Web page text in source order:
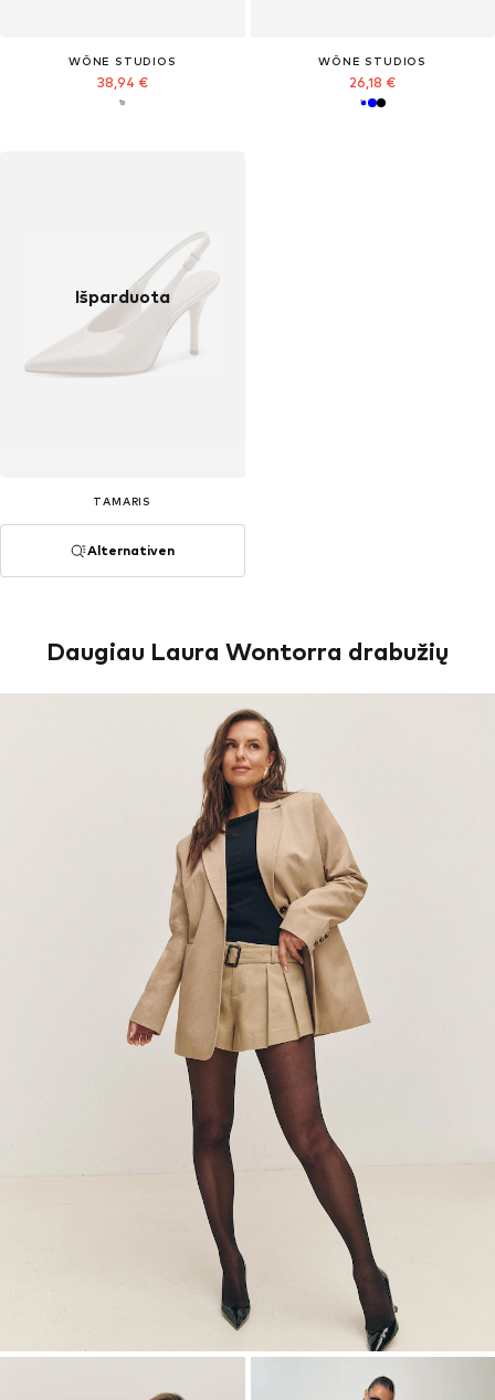
WÔNE STUDIOS
38,94 €
WÔNE STUDIOS
26,18 €
Išparduota
TAMARIS
Alternativen
Daugiau Laura Wontorra drabužių